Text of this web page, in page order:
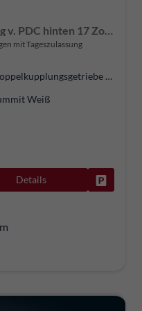
GS Klimaauto. Kamera Sitzheizung v. PDC hinten 17 Zoll LM
mit Tageszulassung
Doppelkupplungsgetriebe (DSG)
Weiß
Details